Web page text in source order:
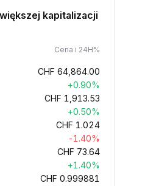
kapitalizacji
Cena i 24H%
CHF 64,864.00
+0.90%
CHF 1,913.53
+0.50%
CHF 1.024
-1.40%
CHF 73.64
+1.40%
CHF 0.999881